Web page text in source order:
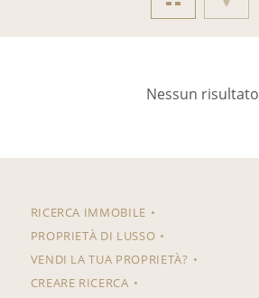
Nessun risultato
RICERCA IMMOBILE
PROPRIETÀ DI LUSSO
VENDI LA TUA PROPRIETÀ?
CREARE RICERCA